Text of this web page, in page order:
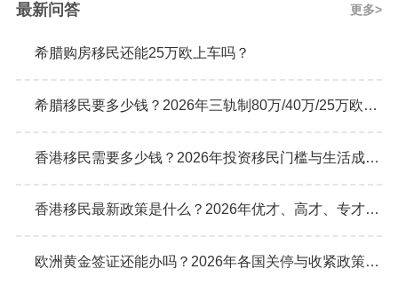
最新问答 更多
希腊购房移民还能25万欧上车吗？
希腊移民要多少钱？2026年三轨制80万/40万/25万欧元购房门槛详解
香港移民需要多少钱？2026年投资移民门槛与生活成本真实预算
香港移民最新政策是什么？2026年优才、高才、专才计划申请条件全解析
欧洲黄金签证还能办吗？2026年各国关停与收紧政策最新动态